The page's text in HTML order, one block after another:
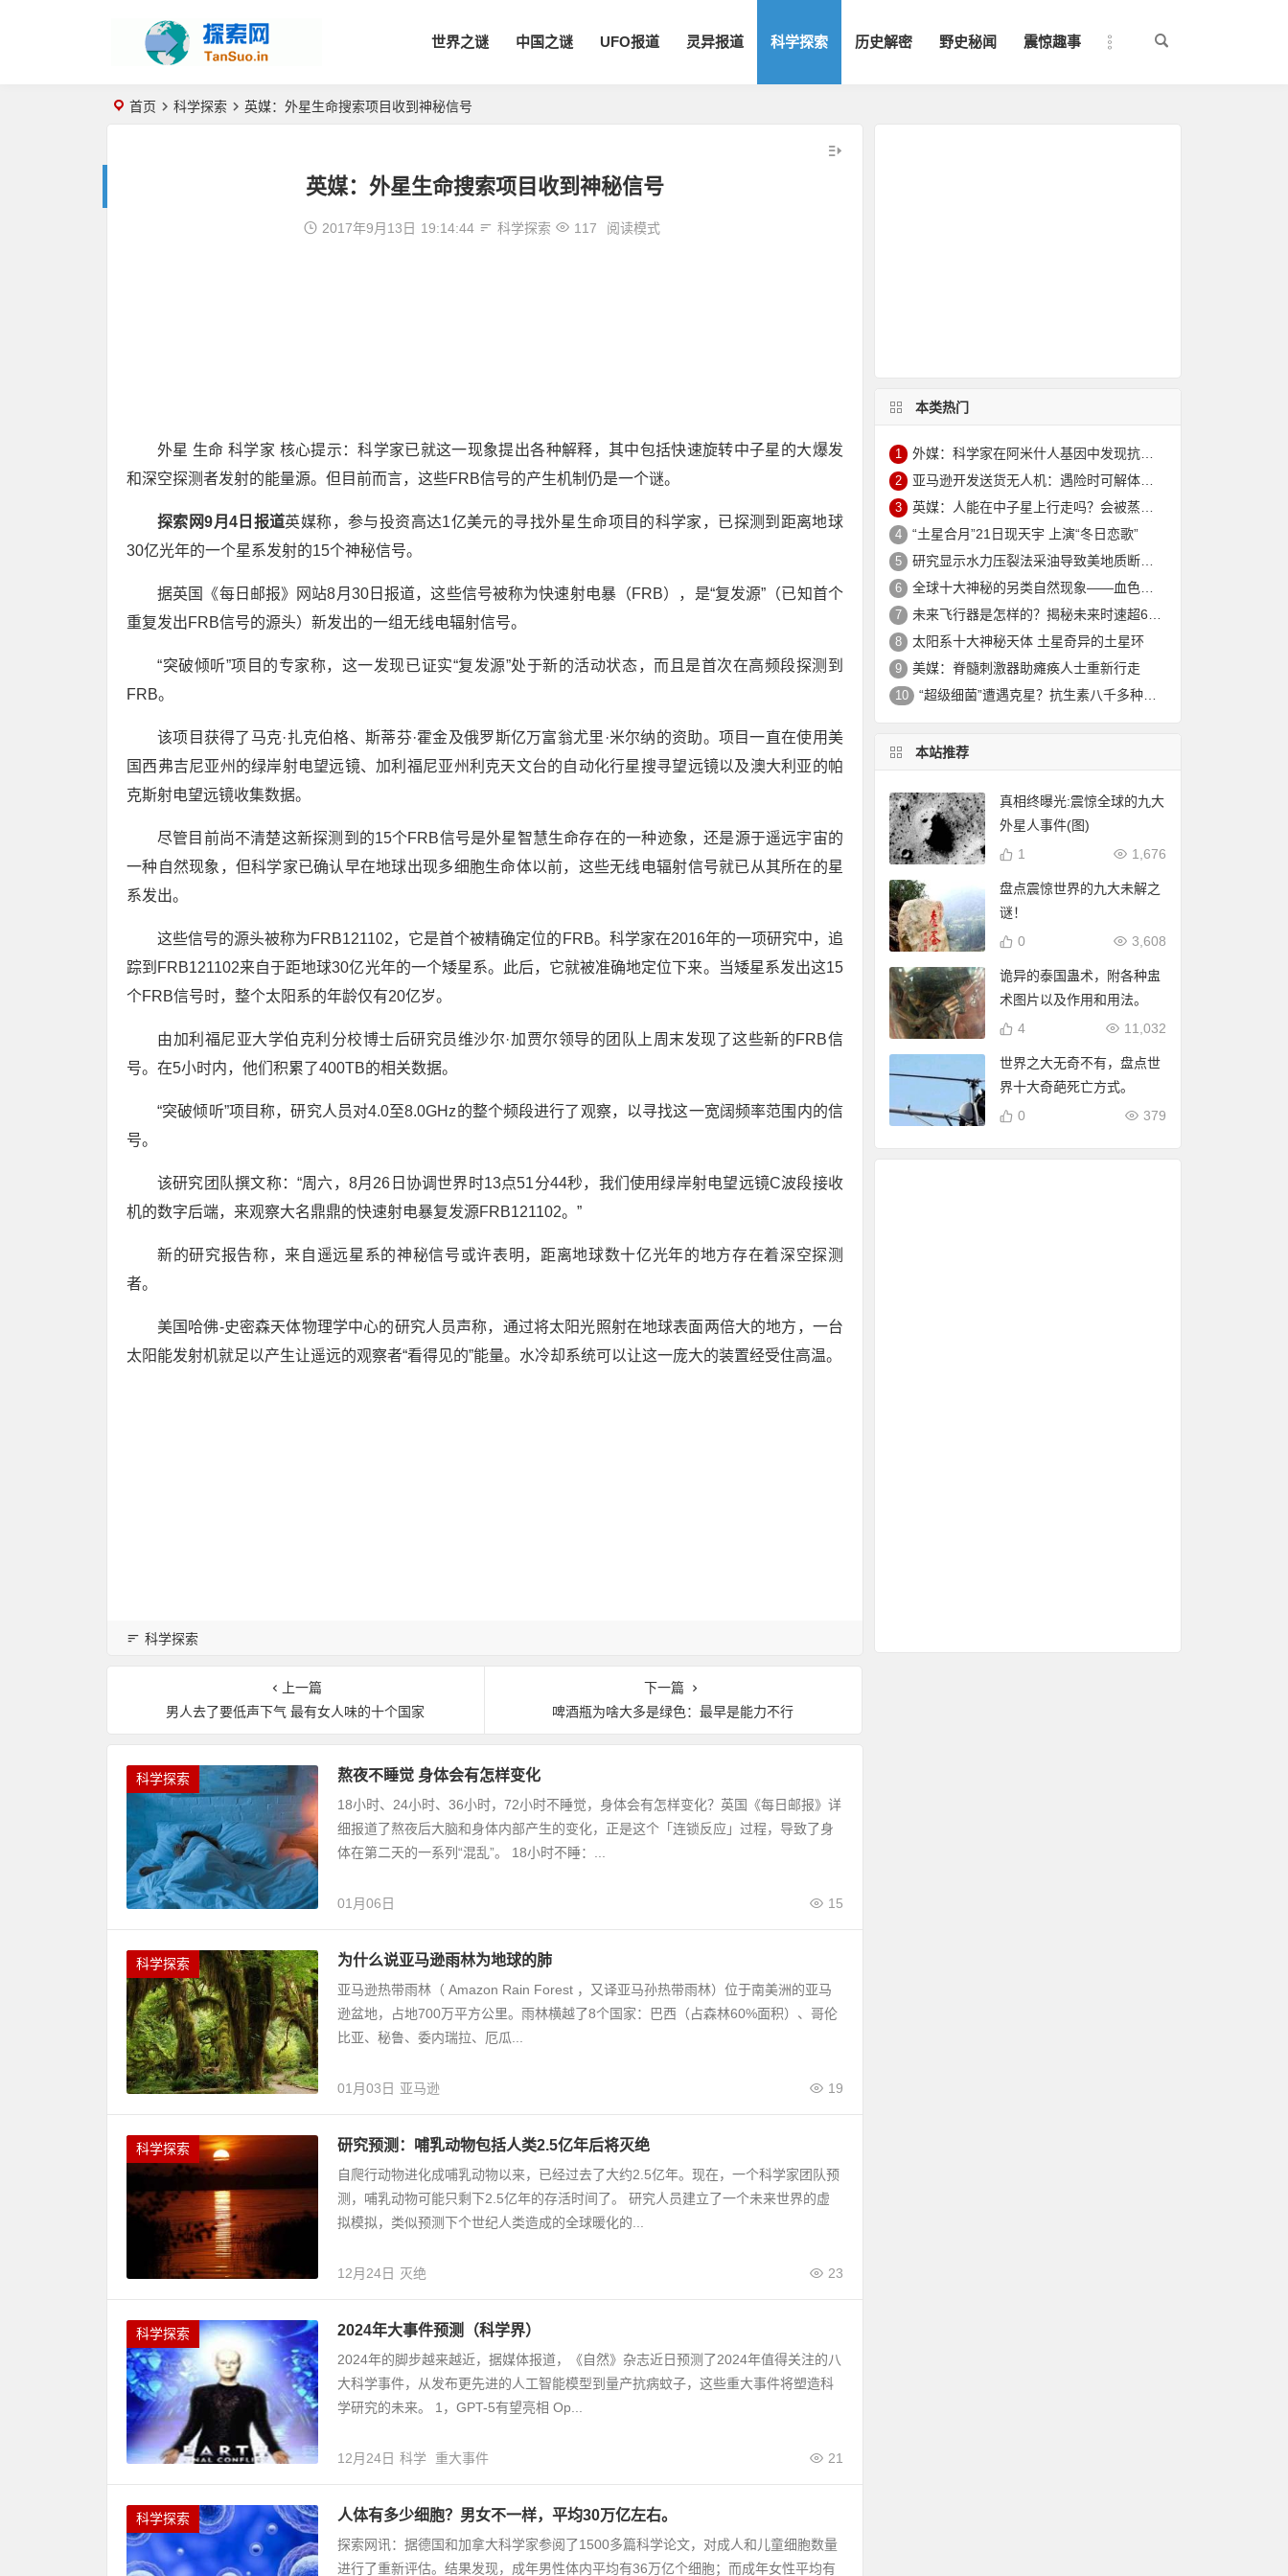
世界之谜 中国之谜 UFO报道 灵异报道 科学探索 历史解密 野史秘闻 震惊趣事
首页 科学探索 英媒：外星生命搜索项目收到神秘信号
英媒：外星生命搜索项目收到神秘信号
2017年9月13日 19:14:44 科学探索 117 阅读模式
外星 生命 科学家 核心提示：科学家已就这一现象提出各种解释，其中包括快速旋转中子星的大爆发
和深空探测者发射的能量源。但目前而言，这些FRB信号的产生机制仍是一个谜。
探索网9月4日报道英媒称，参与投资高达1亿美元的寻找外星生命项目的科学家，已探测到距离地球
30亿光年的一个星系发射的15个神秘信号。
据英国《每日邮报》网站8月30日报道，这些信号被称为快速射电暴（FRB），是“复发源”（已知首个
重复发出FRB信号的源头）新发出的一组无线电辐射信号。
“突破倾听”项目的专家称，这一发现已证实“复发源”处于新的活动状态，而且是首次在高频段探测到
FRB。
该项目获得了马克·扎克伯格、斯蒂芬·霍金及俄罗斯亿万富翁尤里·米尔纳的资助。项目一直在使用美
国西弗吉尼亚州的绿岸射电望远镜、加利福尼亚州利克天文台的自动化行星搜寻望远镜以及澳大利亚的帕
克斯射电望远镜收集数据。
尽管目前尚不清楚这新探测到的15个FRB信号是外星智慧生命存在的一种迹象，还是源于遥远宇宙的
一种自然现象，但科学家已确认早在地球出现多细胞生命体以前，这些无线电辐射信号就已从其所在的星
系发出。
这些信号的源头被称为FRB121102，它是首个被精确定位的FRB。科学家在2016年的一项研究中，追
踪到FRB121102来自于距地球30亿光年的一个矮星系。此后，它就被准确地定位下来。当矮星系发出这15
个FRB信号时，整个太阳系的年龄仅有20亿岁。
由加利福尼亚大学伯克利分校博士后研究员维沙尔·加贾尔领导的团队上周末发现了这些新的FRB信
号。在5小时内，他们积累了400TB的相关数据。
“突破倾听”项目称，研究人员对4.0至8.0GHz的整个频段进行了观察，以寻找这一宽阔频率范围内的信
号。
该研究团队撰文称：“周六，8月26日协调世界时13点51分44秒，我们使用绿岸射电望远镜C波段接收
机的数字后端，来观察大名鼎鼎的快速射电暴复发源FRB121102。”
新的研究报告称，来自遥远星系的神秘信号或许表明，距离地球数十亿光年的地方存在着深空探测
者。
美国哈佛-史密森天体物理学中心的研究人员声称，通过将太阳光照射在地球表面两倍大的地方，一台
太阳能发射机就足以产生让遥远的观察者“看得见的”能量。水冷却系统可以让这一庞大的装置经受住高温。
科学探索
上一篇
男人去了要低声下气 最有女人味的十个国家
下一篇
啤酒瓶为啥大多是绿色：最早是能力不行
科学探索 熬夜不睡觉 身体会有怎样变化
18小时、24小时、36小时，72小时不睡觉，身体会有怎样变化？英国《每日邮报》详
细报道了熬夜后大脑和身体内部产生的变化，正是这个「连锁反应」过程，导致了身
体在第二天的一系列“混乱”。 18小时不睡：...
01月06日 15
科学探索 为什么说亚马逊雨林为地球的肺
亚马逊热带雨林（ Amazon Rain Forest ，又译亚马孙热带雨林）位于南美洲的亚马
逊盆地，占地700万平方公里。雨林横越了8个国家：巴西（占森林60%面积）、哥伦
比亚、秘鲁、委内瑞拉、厄瓜...
01月03日 19
亚马逊
科学探索 研究预测：哺乳动物包括人类2.5亿年后将灭绝
自爬行动物进化成哺乳动物以来，已经过去了大约2.5亿年。现在，一个科学家团队预
测，哺乳动物可能只剩下2.5亿年的存活时间了。 研究人员建立了一个未来世界的虚
拟模拟，类似预测下个世纪人类造成的全球暖化的...
12月24日 23
灭绝
科学探索 2024年大事件预测（科学界）
2024年的脚步越来越近，据媒体报道，《自然》杂志近日预测了2024年值得关注的八
大科学事件，从发布更先进的人工智能模型到量产抗病蚊子，这些重大事件将塑造科
学研究的未来。 1，GPT-5有望亮相 Op...
12月24日 21
科学 重大事件
科学探索 人体有多少细胞？男女不一样，平均30万亿左右。
探索网讯：据德国和加拿大科学家参阅了1500多篇科学论文，对成人和儿童细胞数量
进行了重新评估。结果发现，成年男性体内平均有36万亿个细胞；而成年女性平均有
本类热门
1 外媒：科学家在阿米什人基因中发现抗衰老突变 可延寿10年
2 亚马逊开发送货无人机：遇险时可解体坠入安全地
3 英媒：人能在中子星上行走吗？会被蒸发电离
4 “土星合月”21日现天宇 上演“冬日恋歌”
5 研究显示水力压裂法采油导致美地质断层重新活跃
6 全球十大神秘的另类自然现象——血色瀑布_大火瀑布_磁山等！
7 未来飞行器是怎样的？揭秘未来时速超6000公里的飞行器
8 太阳系十大神秘天体 土星奇异的土星环
9 美媒：脊髓刺激器助瘫痪人士重新行走
10 “超级细菌”遭遇克星？抗生素八千多种新组合效果惊人
本站推荐
真相终曝光:震惊全球的九大
外星人事件(图)
1,676
1
盘点震惊世界的九大未解之
谜！
3,608
0
诡异的泰国蛊术，附各种盅
术图片以及作用和用法。
11,032
4
世界之大无奇不有，盘点世
界十大奇葩死亡方式。
379
0